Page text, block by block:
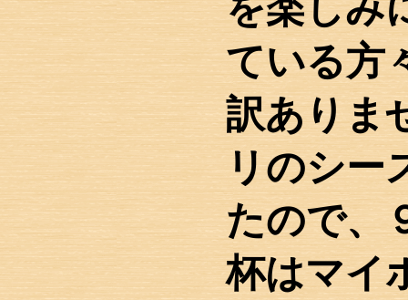
を楽しみ
ている方
訳ありま
リのシー
たので、
杯はマイ